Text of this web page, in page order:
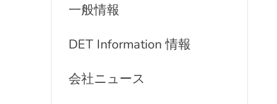
一般情報
DET Information 情報
会社ニュース